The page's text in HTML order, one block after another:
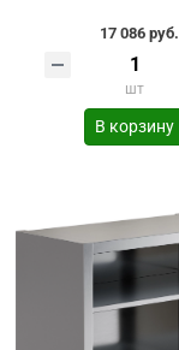
17 086 руб.
шт
В корзину